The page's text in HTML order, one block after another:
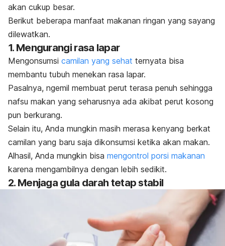
akan cukup besar.
Berikut beberapa manfaat makanan ringan yang sayang
dilewatkan.
1. Mengurangi rasa lapar
Mengonsumsi camilan yang sehat ternyata bisa
membantu tubuh menekan rasa lapar.
Pasalnya, ngemil membuat perut terasa penuh sehingga
nafsu makan yang seharusnya ada akibat perut kosong
pun berkurang.
Selain itu, Anda mungkin masih merasa kenyang berkat
camilan yang baru saja dikonsumsi ketika akan makan.
Alhasil, Anda mungkin bisa mengontrol porsi makanan
karena mengambilnya dengan lebih sedikit.
2. Menjaga gula darah tetap stabil